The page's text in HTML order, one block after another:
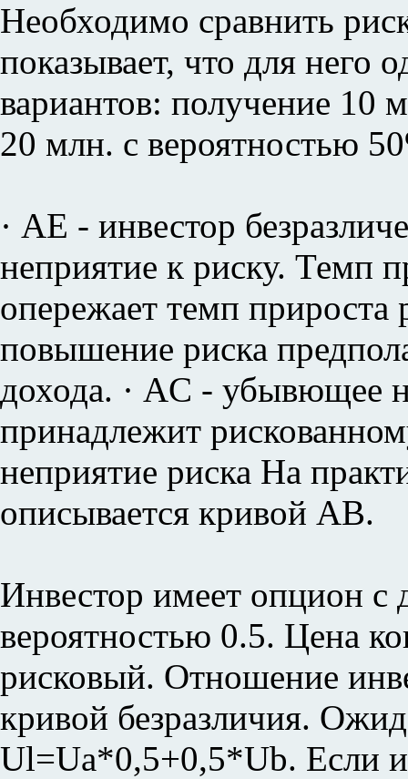
Необходимо сравнить
показывает, что для него
вариантов: получение 10
20 млн. с вероятностью
· АЕ - инвестор
неприятие к риску. Темп
опережает темп прироста
повышение риска
дохода. · AC - убывющее
принадлежит
неприятие риска На
описывается кривой АВ.
Инвестор имеет опцион с
вероятностью 0.5. Цена
рисковый. Отношение
кривой безразличия.
Ul=Ua*0,5+0,5*Ub. Если